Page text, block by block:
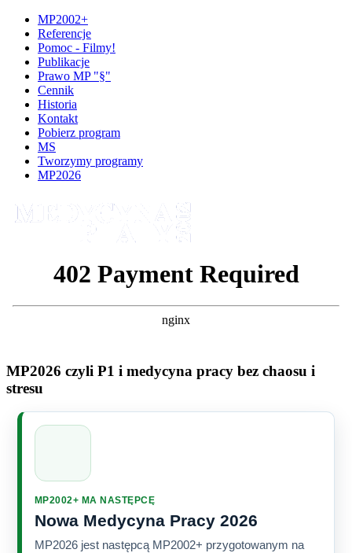
MP2002+
Referencje
Pomoc - Filmy!
Publikacje
Prawo MP "§"
Cennik
Historia
Kontakt
Pobierz program
MS
Tworzymy programy
MP2026
MP2026 czyli P1 i medycyna pracy bez chaosu i
stresu
MP2002+ MA NASTĘPCĘ
Nowa Medycyna Pracy 2026
MP2026 jest następcą MP2002+ przygotowanym na